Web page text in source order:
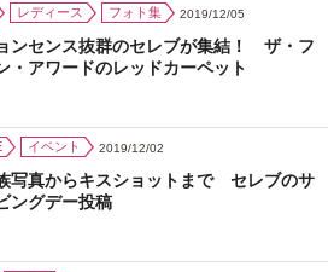
レディース フォト集 2019/12/05
ンセンス抜群のセレブが集結！ ザ・フ
・アワードのレッドカーペット
イベント 2019/12/02
写真からキスショットまで セレブのサ
ングデー投稿